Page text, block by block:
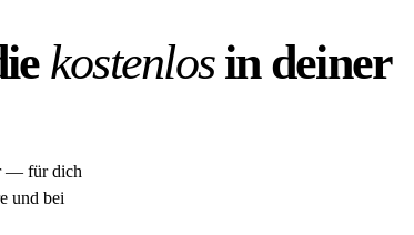
kostenlosin deiner
— für dich
und bei